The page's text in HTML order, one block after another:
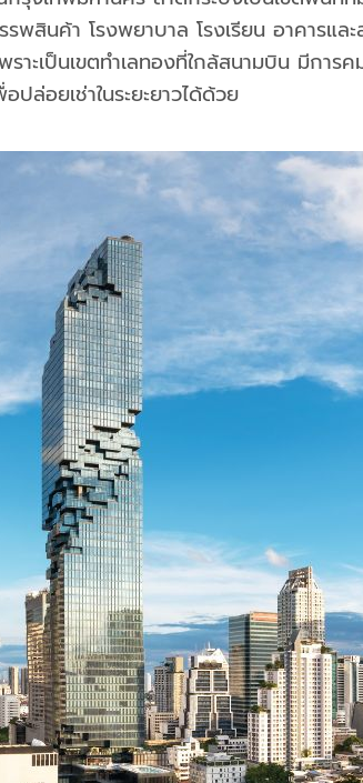
พสินค้า โรงพยาบาล โรงเรียน อาคารแ
ราะเป็นเขตทำเลทองที่ใกล้สนามบิน มีก
ล่อยเช่าในระยะยาวได้ด้วย